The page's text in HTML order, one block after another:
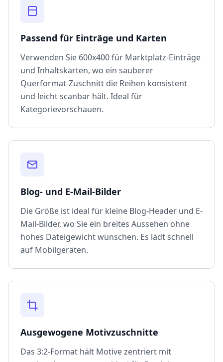
Passend für Einträge und Karten
Verwenden Sie 600x400 für Marktplatz-Einträge
und Inhaltskarten, wo ein sauberer
Querformat-Zuschnitt die Reihen konsistent
und leicht scanbar hält. Ideal für
Kategorievorschauen.
Blog- und E-Mail-Bilder
Die Größe ist ideal für kleine Blog-Header und E-
Mail-Bilder, wo Sie ein breites Aussehen ohne
hohes Dateigewicht wünschen. Es lädt schnell
auf Mobilgeräten.
Ausgewogene Motivzuschnitte
Das 3:2-Format hält Motive zentriert mit